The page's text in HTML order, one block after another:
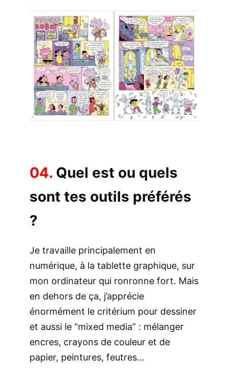
04. Quel est ou quels
sont tes outils préférés
?
Je travaille principalement en
numérique, à la tablette graphique, sur
mon ordinateur qui ronronne fort. Mais
en dehors de ça, j’apprécie
énormément le critérium pour dessiner
et aussi le “mixed media” : mélanger
encres, crayons de couleur et de
papier, peintures, feutres…